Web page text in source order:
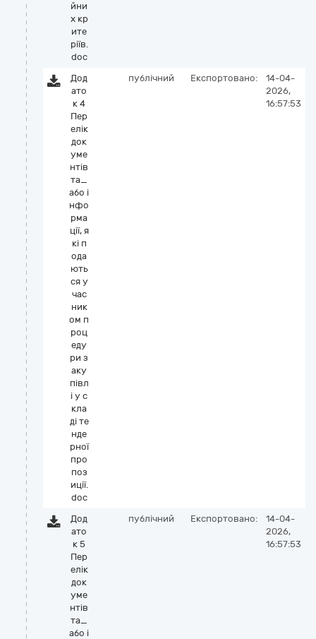
йни
х кр
ите
ріїв.
doc
Дод
ато
к 4
Пер
елік
док
уме
нтів
та_
або і
нфо
рма
ції, я
кі п
ода
ють
ся у
час
ник
ом п
роц
еду
ри з
аку
півл
і у с
кла
ді те
нде
рної
про
поз
иції.
doc
публічний Експортовано:
14-04-
2026,
16:57:53
Дод
ато
к 5
Пер
елік
док
уме
нтів
та_
або і
публічний Експортовано:
14-04-
2026,
16:57:53